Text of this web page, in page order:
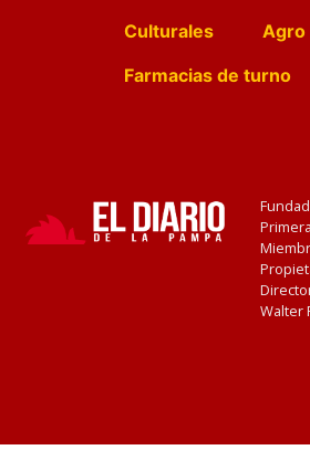
Culturales
Agro
Farmacias de turno
Walter